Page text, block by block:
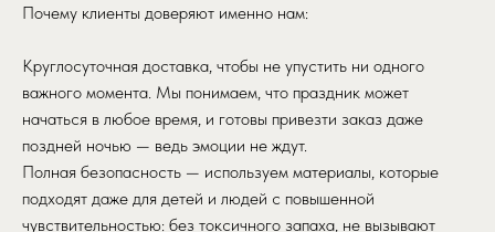
Почему клиенты доверяют именно нам:
Круглосуточная доставка, чтобы не упустить ни одного
важного момента. Мы понимаем, что праздник может
начаться в любое время, и готовы привезти заказ даже
поздней ночью — ведь эмоции не ждут.
Полная безопасность — используем материалы, которые
подходят даже для детей и людей с повышенной
чувствительностью: без токсичного запаха, не вызывают